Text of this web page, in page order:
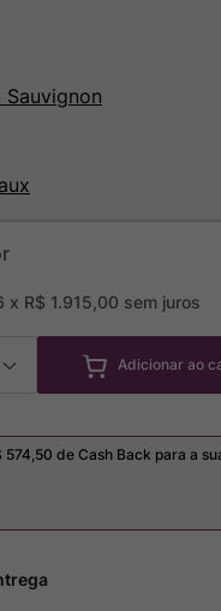
Sauvignon
x R$ 1.915,00 sem juros
Adicionar ao
574,50 de Cash Back para a